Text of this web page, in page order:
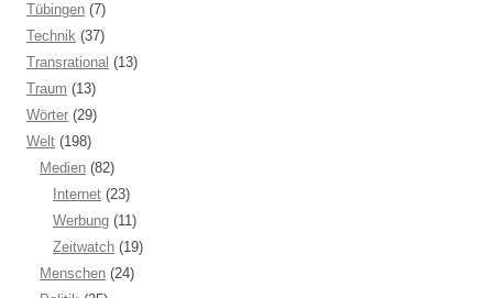
Tübingen (7)
Technik (37)
Transrational (13)
Traum (13)
Wörter (29)
Welt (198)
Medien (82)
Internet (23)
Werbung (11)
Zeitwatch (19)
Menschen (24)